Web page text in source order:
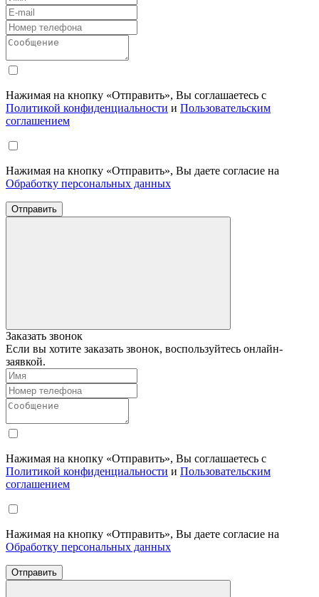
Нажимая на кнопку «Отправить», Вы соглашаетесь с
Политикой конфиденциальности и Пользовательским
соглашением
Нажимая на кнопку «Отправить», Вы даете согласие на
Обработку персональных данных
Отправить
Заказать звонок
Если вы хотите заказать звонок, воспользуйтесь онлайн-
заявкой.
Нажимая на кнопку «Отправить», Вы соглашаетесь с
Политикой конфиденциальности и Пользовательским
соглашением
Нажимая на кнопку «Отправить», Вы даете согласие на
Обработку персональных данных
Отправить